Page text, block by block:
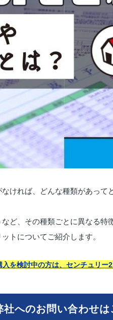
ければ、どんな種類があって
ど、その種類ごとに異なる特
トについてご紹介します。
を検討中の方は、センチュリー
社へのお問い合わせは